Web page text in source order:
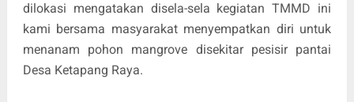
dilokasi mengatakan disela-sela kegiatan TMMD ini
kami bersama masyarakat menyempatkan diri untuk
menanam pohon mangrove disekitar pesisir pantai
Desa Ketapang Raya.